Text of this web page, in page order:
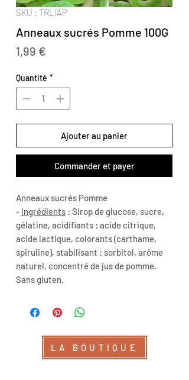
SKU : TRLIAP
Anneaux sucrés Pomme 100G
1,99 €
Quantité *
Ajouter au panier
Commander et payer
Anneaux sucrés Pomme
- Ingrédients : Sirop de glucose, sucre,
gélatine, acidifiants : acide citrique,
acide lactique, colorants (carthame,
spiruline), stabilisant : sorbitol, arôme
naturel, concentré de jus de pomme.
Sans gluten.
LA BOUTIQUE